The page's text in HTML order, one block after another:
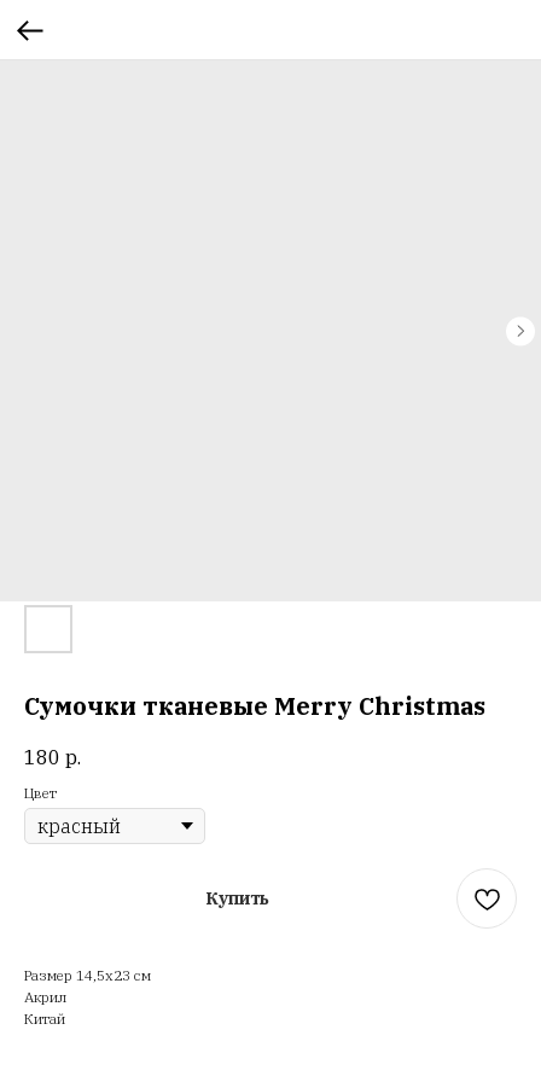
Сумочки тканевые Merry Christmas
180 р.
Цвет
Купить
Размер 14,5х23 см
Акрил
Китай